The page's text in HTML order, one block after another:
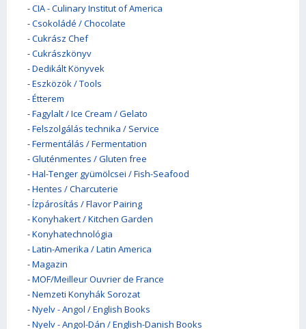
-CIA - Culinary Institut of America
-Csokoládé / Chocolate
-Cukrász Chef
-Cukrászkönyv
-Dedikált Könyvek
-Eszközök / Tools
-Étterem
-Fagylalt / Ice Cream / Gelato
-Felszolgálás technika / Service
-Fermentálás / Fermentation
-Gluténmentes / Gluten free
-Hal-Tenger gyümölcsei / Fish-Seafood
-Hentes / Charcuterie
-Ízpárosítás / Flavor Pairing
-Konyhakert / Kitchen Garden
-Konyhatechnológia
-Latin-Amerika / Latin America
-Magazin
-MOF/Meilleur Ouvrier de France
-Nemzeti Konyhák Sorozat
-Nyelv - Angol / English Books
-Nyelv - Angol-Dán / English-Danish Books